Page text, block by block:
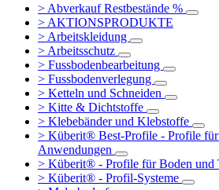
> Abverkauf Restbestände %
> AKTIONSPRODUKTE
> Arbeitskleidung
> Arbeitsschutz
> Fussbodenbearbeitung
> Fussbodenverlegung
> Ketteln und Schneiden
> Kitte & Dichtstoffe
> Klebebänder und Klebstoffe
> Küberit® Best-Profile - Profile für
Anwendungen
> Küberit® - Profile für Boden und
> Küberit® - Profil-Systeme